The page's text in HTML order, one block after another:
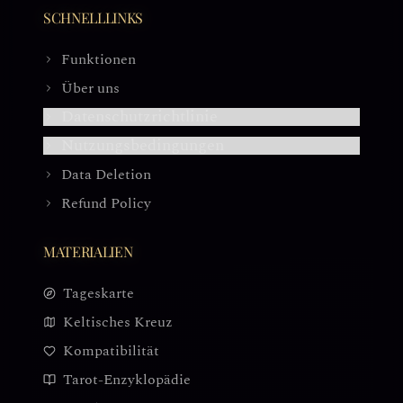
SCHNELLLINKS
Funktionen
Über uns
Data Deletion
Refund Policy
MATERIALIEN
Tageskarte
Keltisches Kreuz
Kompatibilität
Tarot-Enzyklopädie